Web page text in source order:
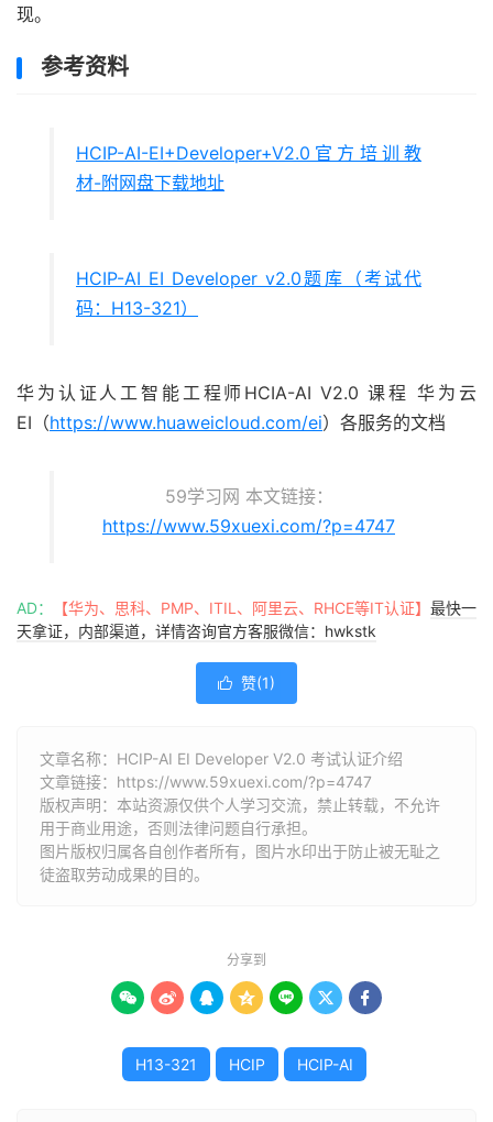
现。
参考资料
HCIP-AI-EI+Developer+V2.0官方培训教
材-附网盘下载地址
HCIP-AI EI Developer v2.0题库（考试代
码：H13-321）
华为认证人工智能工程师HCIA-AI V2.0 课程 华为云
EI（https://www.huaweicloud.com/ei）各服务的文档
59学习网 本文链接：
https://www.59xuexi.com/?p=4747
AD： 【华为、思科、PMP、ITIL、阿里云、RHCE等IT认证】 最快一
天拿证，内部渠道，详情咨询官方客服微信：hwkstk
 赞(1)
文章名称：HCIP-AI EI Developer V2.0 考试认证介绍
文章链接： https://www.59xuexi.com/?p=4747
版权声明：本站资源仅供个人学习交流，禁止转载，不允许
用于商业用途，否则法律问题自行承担。
图片版权归属各自创作者所有，图片水印出于防止被无耻之
徒盗取劳动成果的目的。
分享到
      
H13-321 HCIP HCIP-AI